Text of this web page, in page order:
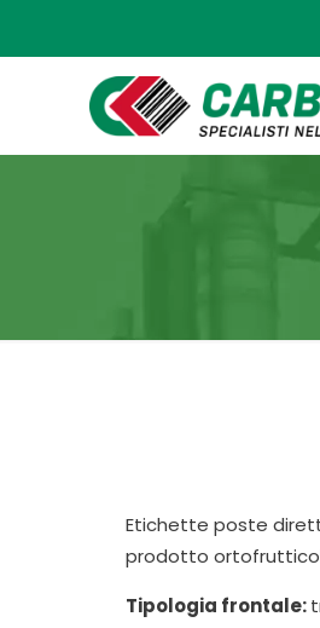
Etichette poste
prodotto
Tipologia frontale: